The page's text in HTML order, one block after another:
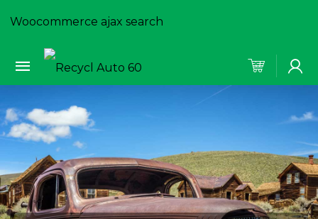
Woocommerce ajax search